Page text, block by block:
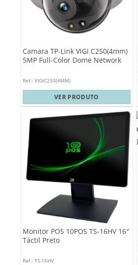
Camara TP-Link VIGI C250(4mm)
5MP Full-Color Dome Network
Ref.: VIGIC250(4MM)
VER PRODUTO
Monitor POS 10POS TS-16HV 16″
Táctil Preto
Ref.: TS-16HV